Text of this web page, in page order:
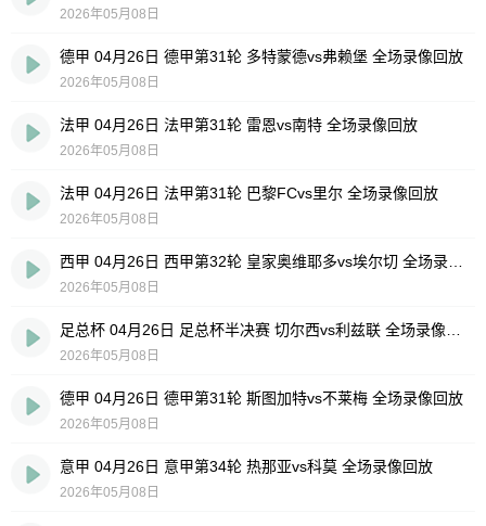
2026年05月08日
德甲 04月26日 德甲第31轮 多特蒙德vs弗赖堡 全场录像回放
2026年05月08日
法甲 04月26日 法甲第31轮 雷恩vs南特 全场录像回放
2026年05月08日
法甲 04月26日 法甲第31轮 巴黎FCvs里尔 全场录像回放
2026年05月08日
2026年05月08日
2026年05月08日
德甲 04月26日 德甲第31轮 斯图加特vs不莱梅 全场录像回放
2026年05月08日
意甲 04月26日 意甲第34轮 热那亚vs科莫 全场录像回放
2026年05月08日